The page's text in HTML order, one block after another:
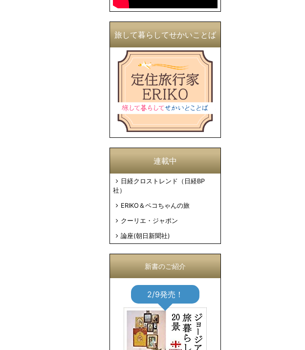
旅して暮らしてせかいことば
連載中
日経クロストレンド（日経BP
社）
ERIKO＆ペコちゃんの旅
クーリエ・ジャポン
論座(朝日新聞社)
新書のご紹介
2/9発売！